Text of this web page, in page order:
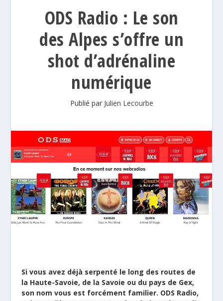
ODS Radio : Le son
des Alpes s’offre un
shot d’adrénaline
numérique
Publié par Julien Lecourbe
Si vous avez déjà serpenté le long des routes de
la Haute-Savoie, de la Savoie ou du pays de Gex,
son nom vous est forcément familier. ODS Radio,